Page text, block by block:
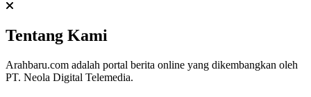
Tentang Kami
Arahbaru.com adalah portal berita online yang dikembangkan oleh
PT. Neola Digital Telemedia.